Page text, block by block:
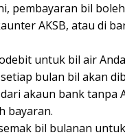
pembayaran bil
AKSB, atau di
untuk bil air
bulan bil akan
akaun bank tanpa
bayaran.
bil bulanan